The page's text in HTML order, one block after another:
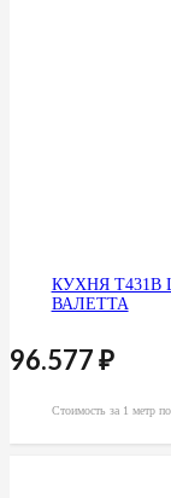
КУХНЯ Т431В
ВАЛЕТТА
96.577₽
Стоимость за 1 метр